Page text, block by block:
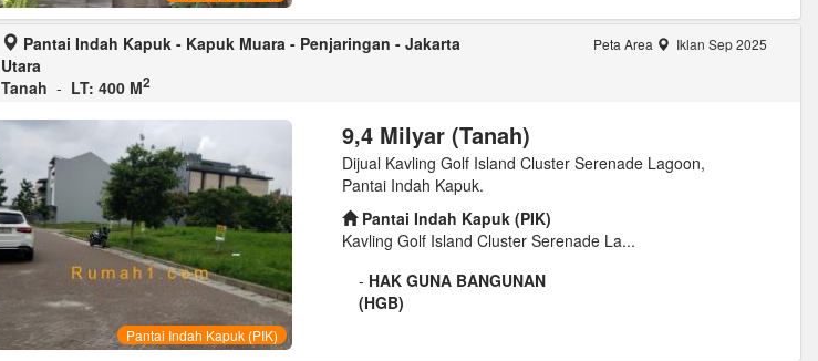
Pantai Indah Kapuk - Kapuk Muara - Penjaringan - Jakarta
Utara
Tanah - LT: 400 M2
Peta Area Iklan Sep 2025
Pantai Indah Kapuk (PIK)
9,4 Milyar (Tanah)
Dijual Kavling Golf Island Cluster Serenade Lagoon,
Pantai Indah Kapuk.
Pantai Indah Kapuk (PIK)
Kavling Golf Island Cluster Serenade La...
- HAK GUNA BANGUNAN
(HGB)